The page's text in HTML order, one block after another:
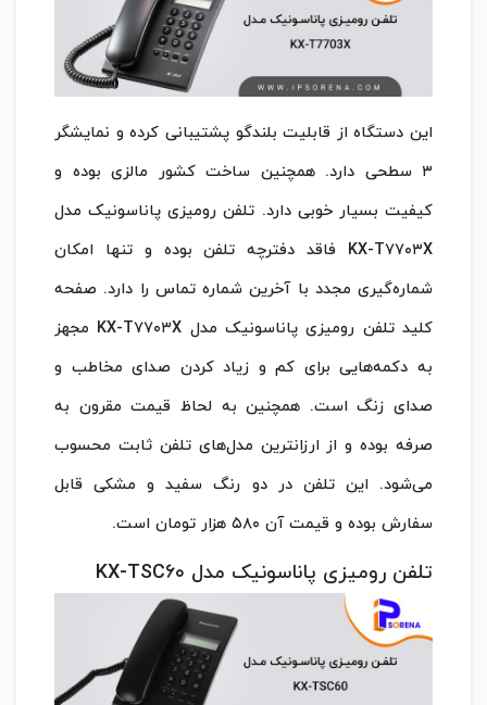
این دستگاه از قابلیت بلندگو پشتیبانی کرده و نمایشگر
۳ سطحی دارد. همچنین ساخت کشور مالزی بوده و
کیفیت بسیار خوبی دارد. تلفن رومیزی پاناسونیک مدل
KX-T۷۷۰۳X فاقد دفترچه تلفن بوده و تنها امکان
شماره‌گیری مجدد با آخرین شماره تماس را دارد. صفحه
کلید تلفن رومیزی پاناسونیک مدل KX-T۷۷۰۳X مجهز
به دکمه‌هایی برای کم و زیاد کردن صدای مخاطب و
صدای زنگ است. همچنین به لحاظ قیمت مقرون به
صرفه بوده و از ارزانترین مدل‌های تلفن ثابت محسوب
می‌شود. این تلفن در دو رنگ سفید و مشکی قابل
سفارش بوده و قیمت آن ۵۸۰ هزار تومان است.
تلفن رومیزی پاناسونیک مدل KX-TSC۶۰